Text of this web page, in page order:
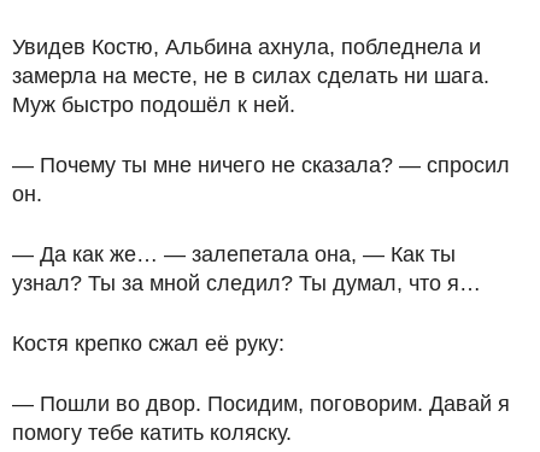
Увидев Костю, Альбина ахнула, побледнела и
замерла на месте, не в силах сделать ни шага.
Муж быстро подошёл к ней.
— Почему ты мне ничего не сказала? — спросил
он.
— Да как же… — залепетала она, — Как ты
узнал? Ты за мной следил? Ты думал, что я…
Костя крепко сжал её руку:
— Пошли во двор. Посидим, поговорим. Давай я
помогу тебе катить коляску.